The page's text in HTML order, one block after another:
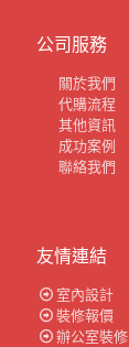
公司服務
關於我們
代購流程
其他資訊
成功案例
聯絡我們
友情連結
室內設計
裝修報價
辦公室裝修